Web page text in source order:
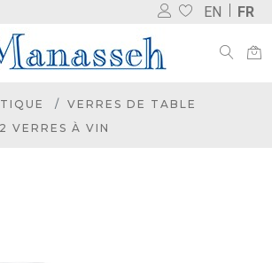
EN FR
VERRES DE TABLE
VERRES À VIN